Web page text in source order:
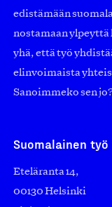
edistämään
nostamaan
yhä, että työ
elinvoimaista
Sanoimmeko sen
Suomalainen työ
Eteläranta 14,
00130 Helsinki